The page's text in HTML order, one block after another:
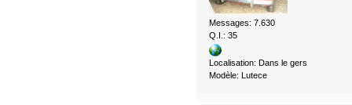
Messages: 7.630
Q.I.: 35
Localisation: Dans le gers
Modèle: Lutece